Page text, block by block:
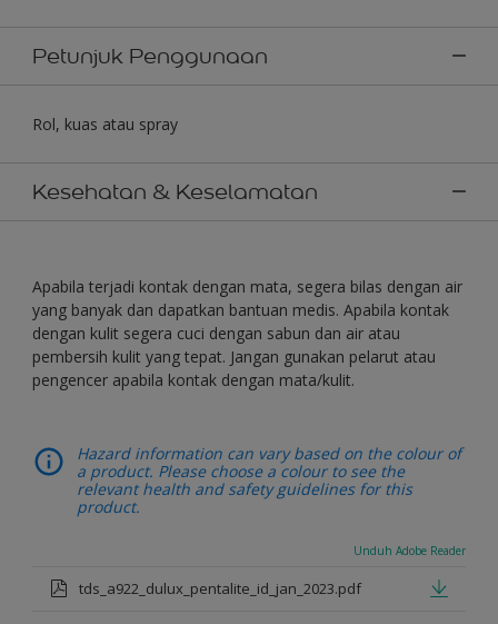
Petunjuk Penggunaan
Rol, kuas atau spray
Kesehatan & Keselamatan
Apabila terjadi kontak dengan mata, segera bilas dengan air
yang banyak dan dapatkan bantuan medis. Apabila kontak
dengan kulit segera cuci dengan sabun dan air atau
pembersih kulit yang tepat. Jangan gunakan pelarut atau
pengencer apabila kontak dengan mata/kulit.
Hazard information can vary based on the colour of
a product. Please choose a colour to see the
relevant health and safety guidelines for this
product.
Unduh Adobe Reader
tds_a922_dulux_pentalite_id_jan_2023.pdf